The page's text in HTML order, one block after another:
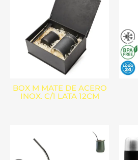
BOX M MATE DE ACERO
INOX. C/1 LATA 12CM